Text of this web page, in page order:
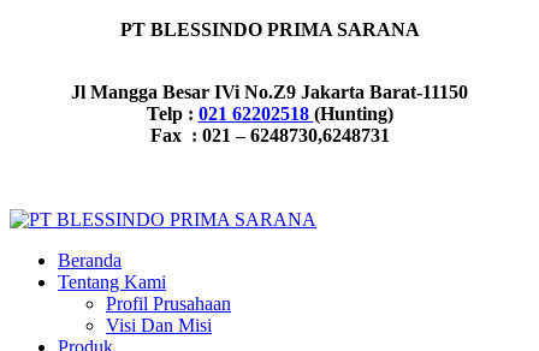
PT BLESSINDO PRIMA SARANA
Jl Mangga Besar IVi No.Z9 Jakarta Barat-11150
Telp : 021 62202518 (Hunting)
Fax : 021 – 6248730,6248731
Beranda
Tentang Kami
Profil Prusahaan
Visi Dan Misi
Produk